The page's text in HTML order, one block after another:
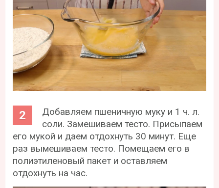
Добавляем пшеничную муку и 1 ч. л.
соли. Замешиваем тесто. Присыпаем
его мукой и даем отдохнуть 30 минут. Еще
раз вымешиваем тесто. Помещаем его в
полиэтиленовый пакет и оставляем
отдохнуть на час.